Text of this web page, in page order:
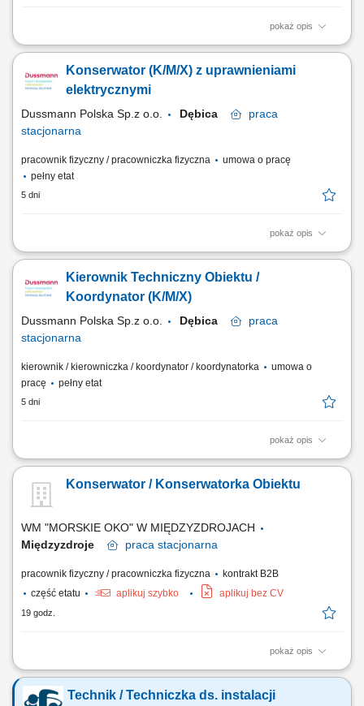
pokaż opis
Odświeżanie i renowacja domków kempingowych na podstawie listy
listew narożnych, zestawów prysznicowych oraz wymiana oświetlenia i
osprzętu elektrycznego; Układanie wykładzin podłogowych oraz
Konserwator (K/M/X) z uprawnieniami
elektrycznymi
Dussmann Polska Sp.z o.o. Dębica
praca
stacjonarna
pracownik fizyczny / pracowniczka fizyczna
umowa o pracę
pełny etat
5 dni
pokaż opis
Bieżąca obsługa techniczna budynku produkcyjnego, Kontrole instalacji
technicznych, Usuwanie awarii i usterek, wykonywanie drobnych
napraw, Raportowanie prac serwisowych.
Kierownik Techniczny Obiektu /
Koordynator (K/M/X)
Dussmann Polska Sp.z o.o. Dębica
praca
stacjonarna
kierownik / kierowniczka / koordynator / koordynatorka
umowa o
pracę
pełny etat
5 dni
pokaż opis
Realizacja usługi i zarządzania serwisem w zakresie technicznej
zapewnienia bezpieczeństwa i komfortu użytkowników obiektu. Zakres
obowiązków: Utrzymanie w prawidłowym stanie systemów i urządzeń
Konserwator / Konserwatorka Obiektu
WM "MORSKIE OKO" W MIĘDZYZDROJACH
Międzyzdroje
praca stacjonarna
pracownik fizyczny / pracowniczka fizyczna
kontrakt B2B
część etatu
aplikuj szybko aplikuj bez CV
19 godz.
pokaż opis
Nadzór nad infrastrukturą techniczną budynku oraz regularne obchody;
Bieżące usuwanie usterek, awarii oraz wykonywanie drobnych napraw;
Współpraca z zewnętrznymi firmami serwisowymi i remontowymi;
Technik / Techniczka ds. instalacji